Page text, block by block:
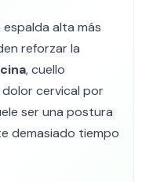
alta más
reforzar la
, cuello
cervical por
ser una postura
demasiado tiempo